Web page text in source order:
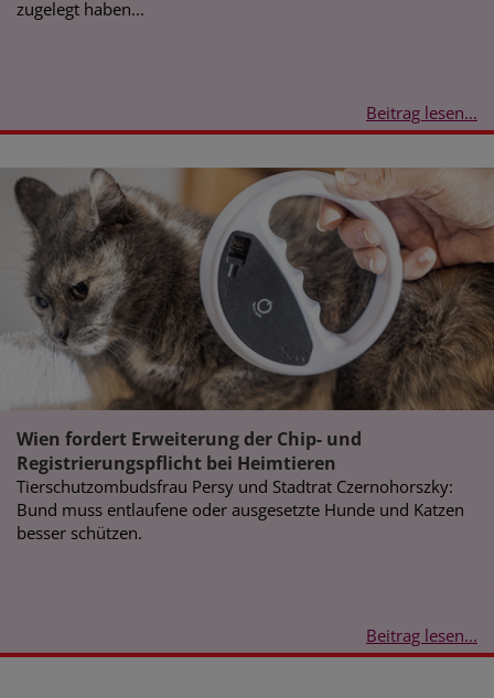
zugelegt haben...
Beitrag lesen...
Wien fordert Erweiterung der Chip- und
Registrierungspflicht bei Heimtieren
Tierschutzombudsfrau Persy und Stadtrat Czernohorszky:
Bund muss entlaufene oder ausgesetzte Hunde und Katzen
besser schützen.
Beitrag lesen...